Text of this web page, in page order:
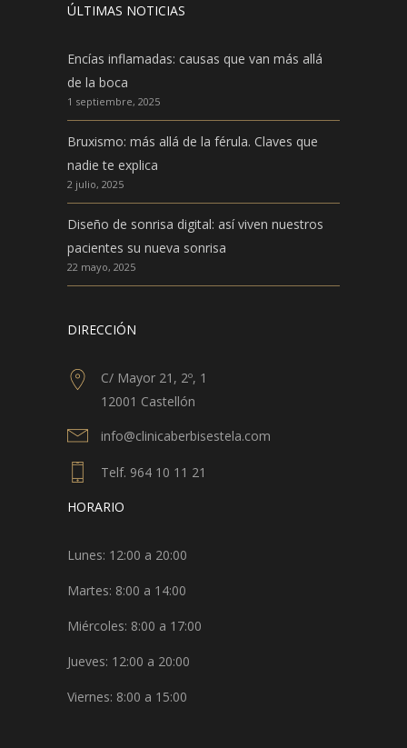
ÚLTIMAS NOTICIAS
Encías inflamadas: causas que van más allá
de la boca
1 septiembre, 2025
Bruxismo: más allá de la férula. Claves que
nadie te explica
2 julio, 2025
Diseño de sonrisa digital: así viven nuestros
pacientes su nueva sonrisa
22 mayo, 2025
DIRECCIÓN
C/ Mayor 21, 2º, 1
12001 Castellón
info@clinicaberbisestela.com
Telf. 964 10 11 21
HORARIO
Lunes: 12:00 a 20:00
Martes: 8:00 a 14:00
Miércoles: 8:00 a 17:00
Jueves: 12:00 a 20:00
Viernes: 8:00 a 15:00